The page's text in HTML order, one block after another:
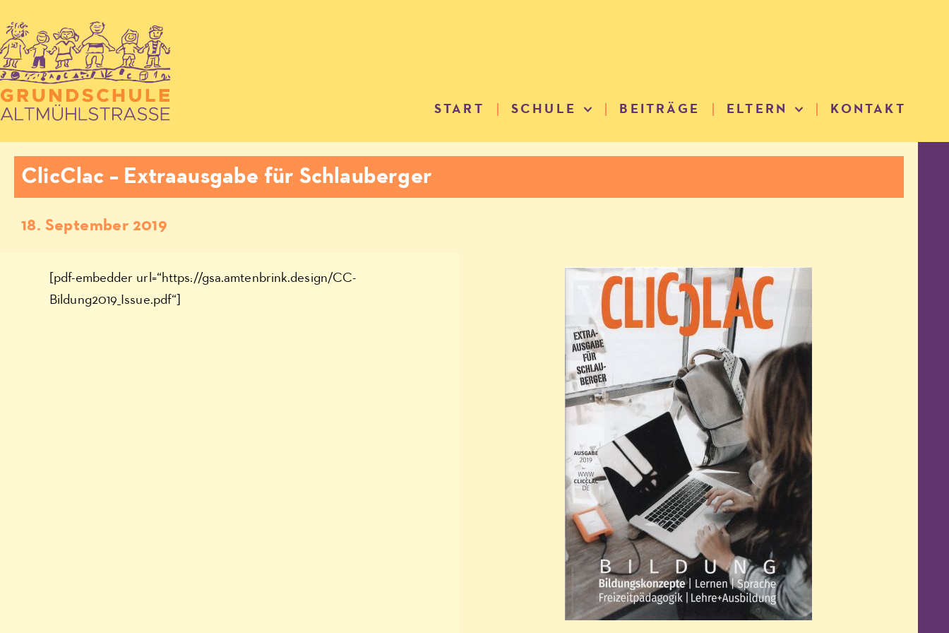
START SCHULE BEITRÄGE ELTERN KONTAKT
ClicClac – Extraausgabe für Schlauberger
18. September 2019
[pdf-embedder url=“https://gsa.amtenbrink.design/CC-
Bildung2019_Issue.pdf“]